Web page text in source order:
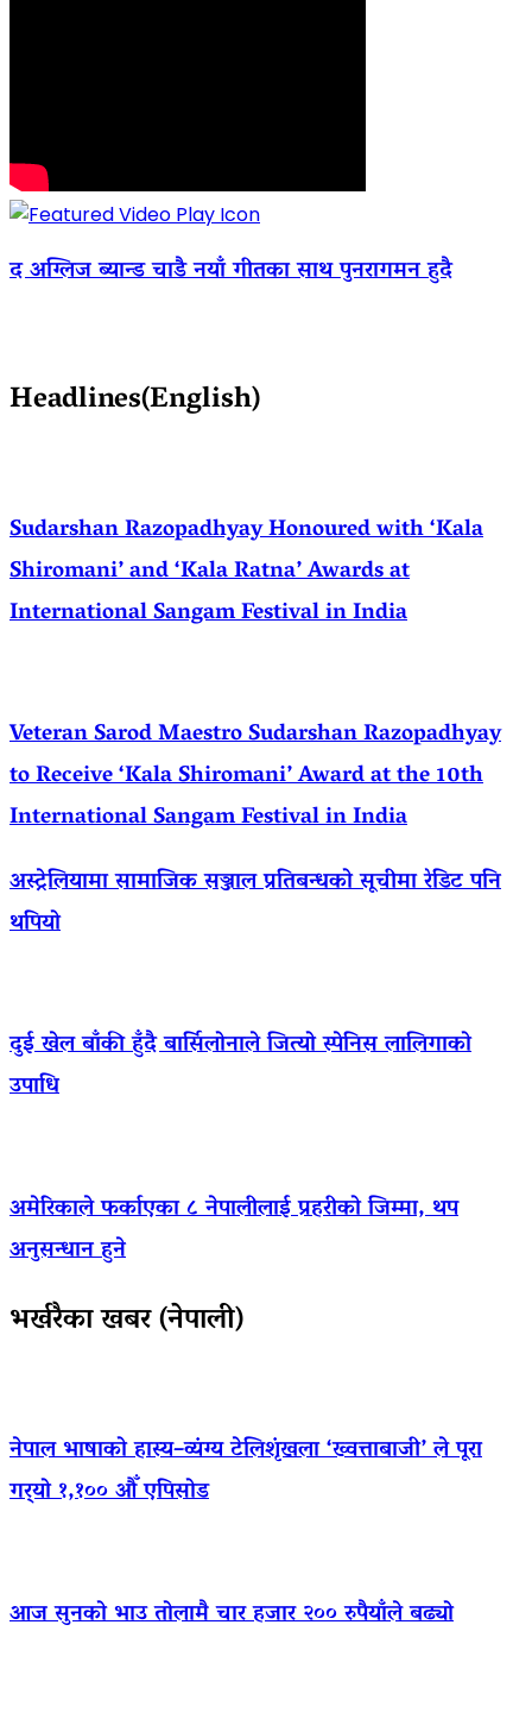
द अग्लिज ब्यान्ड चाडै नयाँ गीतका साथ पुनरागमन हुदै
Headlines(English)
Sudarshan Razopadhyay Honoured with ‘Kala
Shiromani’ and ‘Kala Ratna’ Awards at
International Sangam Festival in India
Veteran Sarod Maestro Sudarshan Razopadhyay
to Receive ‘Kala Shiromani’ Award at the 10th
International Sangam Festival in India
अस्ट्रेलियामा सामाजिक सञ्जाल प्रतिबन्धको सूचीमा रेडिट पनि
थपियो
दुई खेल बाँकी हुँदै बार्सिलोनाले जित्यो स्पेनिस लालिगाको
उपाधि
अमेरिकाले फर्काएका ८ नेपालीलाई प्रहरीको जिम्मा, थप
अनुसन्धान हुने
भर्खरैका खबर (नेपाली)
नेपाल भाषाको हास्य–व्यंग्य टेलिशृंखला ‘ख्वत्ताबाजी’ ले पूरा
गर्‍यो १,१०० औँ एपिसोड
आज सुनको भाउ तोलामै चार हजार २०० रुपैयाँले बढ्यो